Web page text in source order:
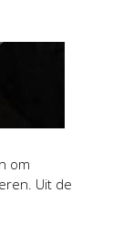
om
Uit de